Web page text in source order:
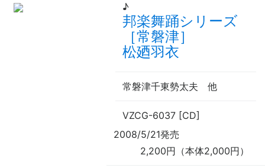
♪
邦楽舞踊シリーズ
［常磐津］
松廼羽衣
常磐津千東勢太夫 他
VZCG-6037 [CD]
2008/5/21発売
2,200円（本体2,000円）